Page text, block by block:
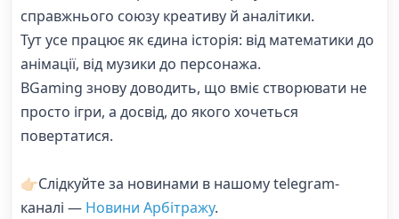
справжнього союзу креативу й аналітики.
Тут усе працює як єдина історія: від математики до
анімації, від музики до персонажа.
BGaming знову доводить, що вміє створювати не
просто ігри, а досвід, до якого хочеться
повертатися.
👉🏻Слідкуйте за новинами в нашому telegram-
каналі — Новини Арбітражу.